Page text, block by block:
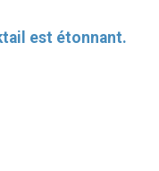
est étonnant.